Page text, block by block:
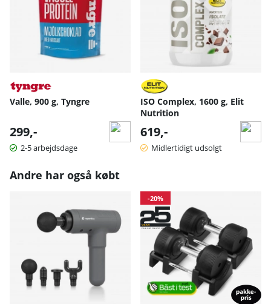
Valle, 900 g, Tyngre
299,-
2-5 arbejdsdage
ISO Complex, 1600 g, Elit
Nutrition
619,-
Midlertidigt udsolgt
Andre har også købt
-20%